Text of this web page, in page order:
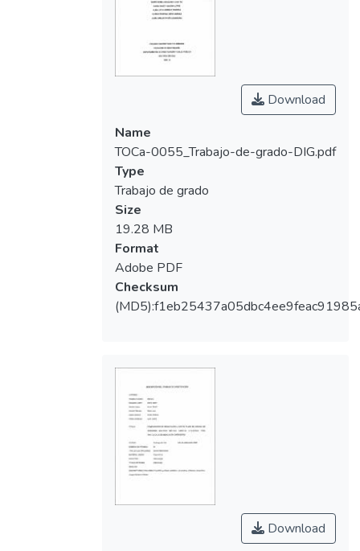
Download
Name
TOCa-0055_Trabajo-de-grado-DIG.pdf
Type
Trabajo de grado
Size
19.28 MB
Format
Adobe PDF
Checksum
Download